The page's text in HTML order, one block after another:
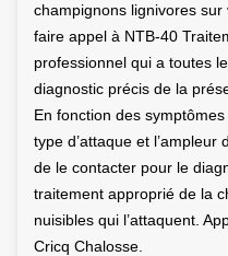
champignons lignivores
faire appel à NTB-40
professionnel qui a toutes
diagnostic précis de la
En fonction des
type d’attaque et
de le contacter pour le
traitement approprié de la
nuisibles qui l’attaquent.
Cricq Chalosse.